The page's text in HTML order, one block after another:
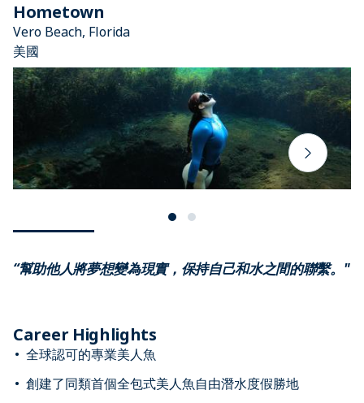
Hometown
Vero Beach, Florida
美國
“幫助他人將夢想變為現實，保持自己和水之間的聯繫。"
Career Highlights
全球認可的專業美人魚
創建了同類首個全包式美人魚自由潛水度假勝地